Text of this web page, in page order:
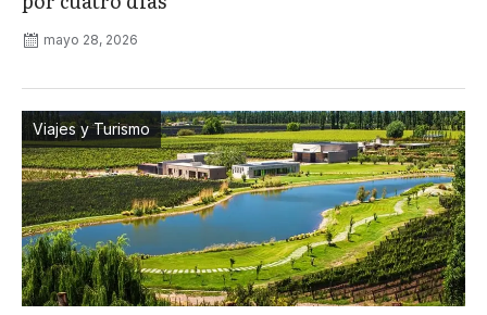
mayo 28, 2026
Viajes y Turismo